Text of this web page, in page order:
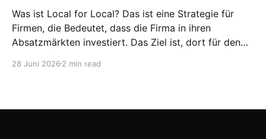
Was ist Local for Local? Das ist eine Strategie für
Firmen, die Bedeutet, dass die Firma in ihren
Absatzmärkten investiert. Das Ziel ist, dort für den
entwickeln. Diese Strategie ist von Toyota bekannt,
28 Juni 2026 2 min read